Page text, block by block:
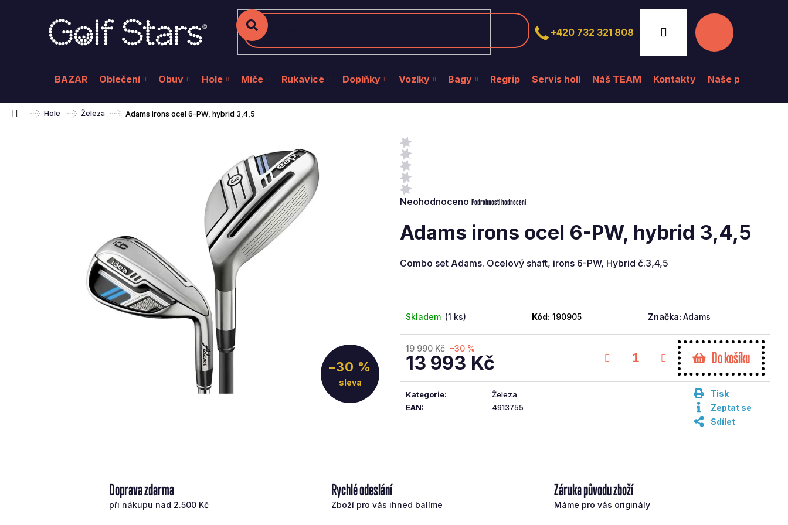
Hledat
BAZAR Oblečení Obuv Hole Míče Rukavice Doplňky Vozíky Bagy Regrip Servis holí Náš TEAM Kontakty Naše prodejna
+420 732 321 808 Přihlášení Nákupní
Domů Hole Železa Adams irons ocel 6-PW, hybrid 3,4,5
Průměrné
je
5
Neohodnoceno Podrobnosti hodnocení
Adams irons ocel 6-PW, hybrid 3,4,5
Combo set Adams. Ocelový shaft, irons 6-PW, Hybrid č.3,4,5
Skladem (1 ks) Kód: 190905 Značka: Adams
19 990 Kč –30 %
13 993 Kč Do košíku
Kategorie:
Železa
EAN: 4913755
Tisk
Zeptat se
Sdílet
–30 %
Doprava zdarma
při nákupu nad 2.500 Kč
Rychlé odeslání
Zboží pro vás ihned balíme
Záruka původu zboží
Máme pro vás originály
Zpětdo
obchodu
Zpětdo
obchodu